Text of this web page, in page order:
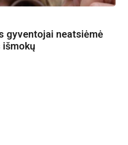
gyventojai neatsiėmė
išmokų